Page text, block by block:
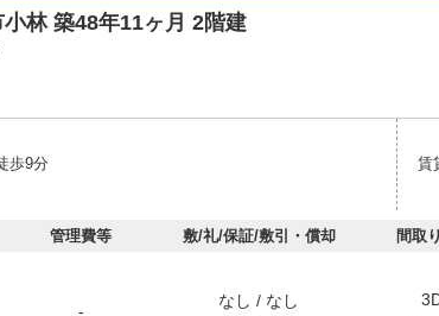
林 築48年11ヶ月 2階建
歩9分 賃
管理費等 敷/礼/保証/敷引・償却 間取
-
なし / なし